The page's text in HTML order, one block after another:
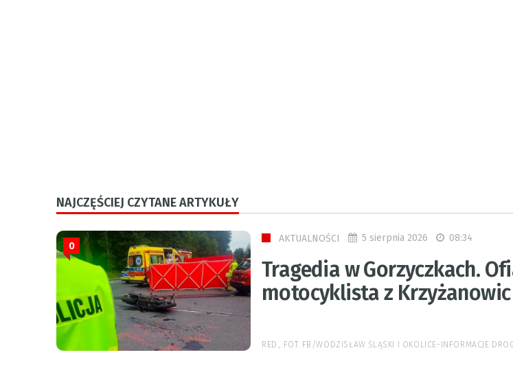
NAJCZĘŚCIEJ CZYTANE ARTYKUŁY
AKTUALNOŚCI 5 sierpnia 2026 08:34
Tragedia w Gorzyczkach.
motocyklista z Krzyżanowic
0
RED., FOT. FB/WODZISŁAW ŚLĄSKI I OKOLICE-INFORMACJE